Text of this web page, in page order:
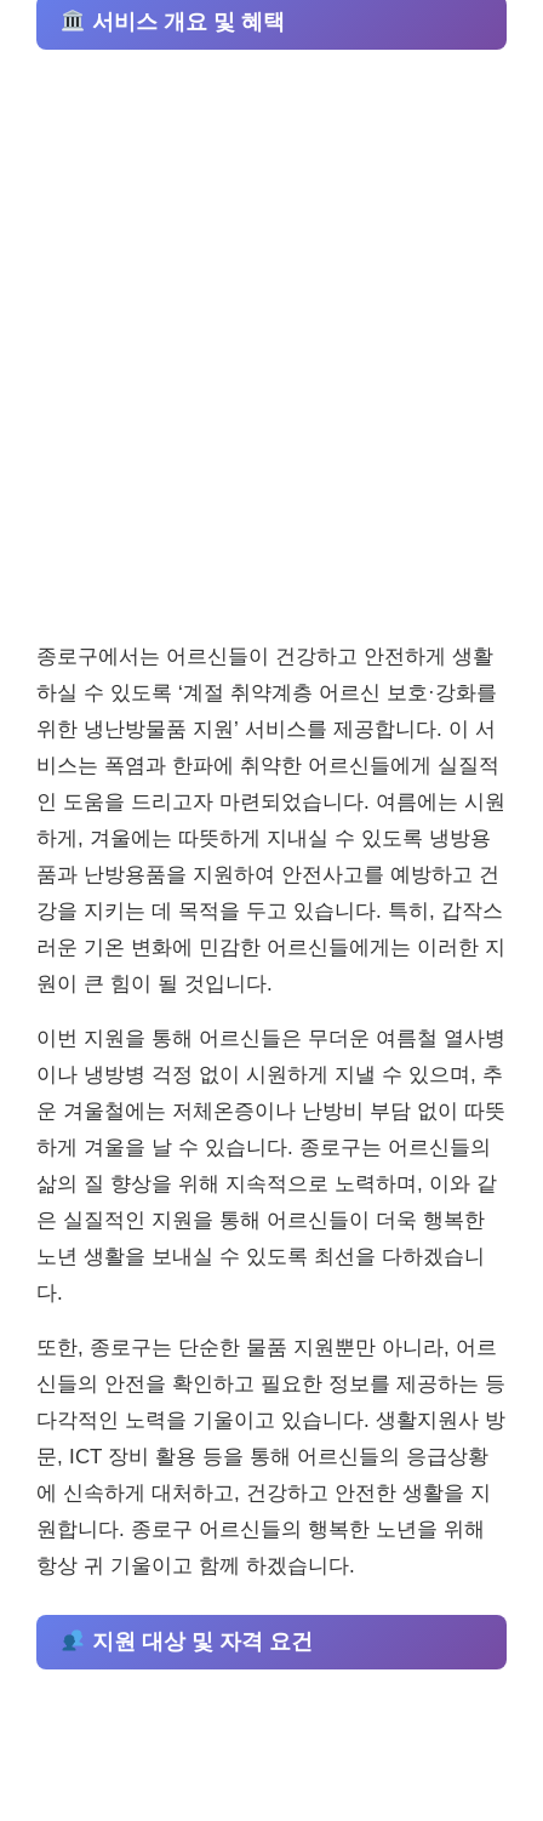
서비스 개요 및 혜택
종로구에서는 어르신들이 건강하고 안전하게 생활
하실 수 있도록 ‘계절 취약계층 어르신 보호·강화를
위한 냉난방물품 지원’ 서비스를 제공합니다. 이 서
비스는 폭염과 한파에 취약한 어르신들에게 실질적
인 도움을 드리고자 마련되었습니다. 여름에는 시원
하게, 겨울에는 따뜻하게 지내실 수 있도록 냉방용
품과 난방용품을 지원하여 안전사고를 예방하고 건
강을 지키는 데 목적을 두고 있습니다. 특히, 갑작스
러운 기온 변화에 민감한 어르신들에게는 이러한 지
원이 큰 힘이 될 것입니다.
이번 지원을 통해 어르신들은 무더운 여름철 열사병
이나 냉방병 걱정 없이 시원하게 지낼 수 있으며, 추
운 겨울철에는 저체온증이나 난방비 부담 없이 따뜻
하게 겨울을 날 수 있습니다. 종로구는 어르신들의
삶의 질 향상을 위해 지속적으로 노력하며, 이와 같
은 실질적인 지원을 통해 어르신들이 더욱 행복한
노년 생활을 보내실 수 있도록 최선을 다하겠습니
다.
또한, 종로구는 단순한 물품 지원뿐만 아니라, 어르
신들의 안전을 확인하고 필요한 정보를 제공하는 등
다각적인 노력을 기울이고 있습니다. 생활지원사 방
문, ICT 장비 활용 등을 통해 어르신들의 응급상황
에 신속하게 대처하고, 건강하고 안전한 생활을 지
원합니다. 종로구 어르신들의 행복한 노년을 위해
항상 귀 기울이고 함께 하겠습니다.
지원 대상 및 자격 요건